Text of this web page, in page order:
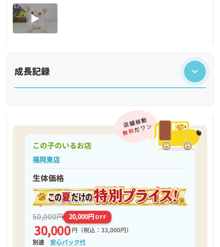
成長記録
この子のいるお店
福岡東店
生体価格
50,000円 20,000円OFF
30,000 円 （税込：33,000円）
別途安心パック代